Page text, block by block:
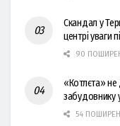
Скандал у
центрі уваги
90
«Котлєта»
забудовнику
54